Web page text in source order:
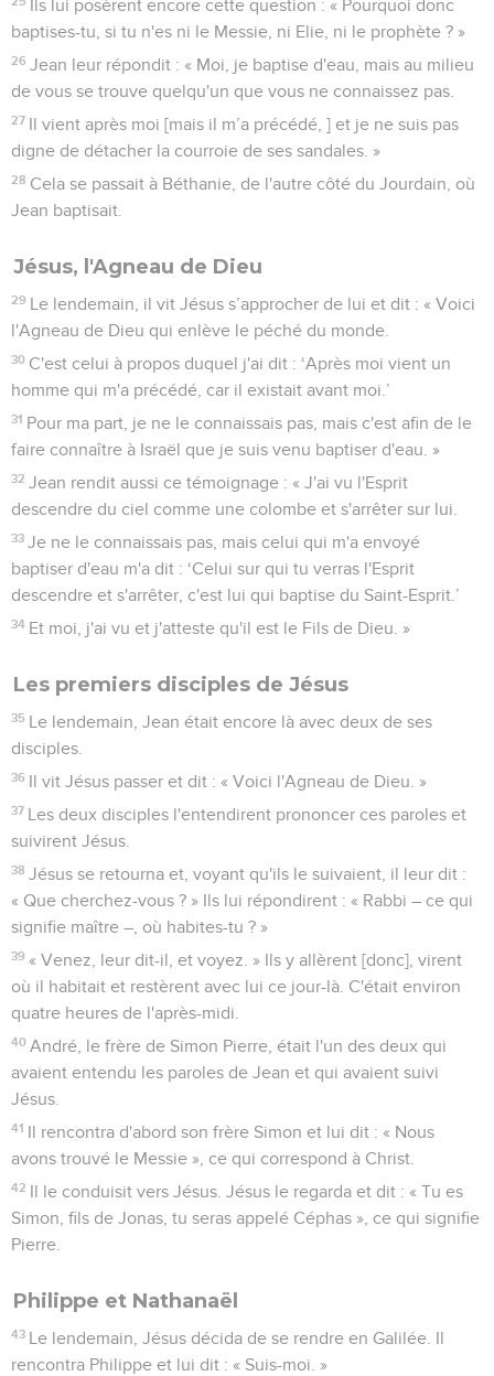
Or, il y avait parmi les pharisiens un homme du nom de
Il vint de nuit trouver Jésus et lui dit : « Maître, nous savons
peut faire ces signes miraculeux que tu fais si Dieu n'est pas
avec lui. »
Jésus lui répondit : « En vérité, en vérité, je te le dis, à
moins de naître de nouveau, personne ne peut voir le
4
Nicodème lui dit : « Comment un homme peut-il naître
quand il est vieux ? Peut-il une seconde fois entrer dans le
ventre de sa mère et naître ? »
5 Jésus répondit : « En vérité, en vérité, je te le dis, à moins
de naître d'eau et d'Esprit, on ne peut entrer dans le royaume
de Dieu.
6 Ce qui est né de parents humains est humain et ce qui est
né de l'Esprit est Esprit.
7 Ne t'étonne pas que je t'aie dit : ‘Il faut que vous naissiez
de nouveau.’
8 Le vent souffle où il veut et tu en entends le bruit, mais tu
ne sais pas d'où il vient, ni où il va. C’est aussi le cas de toute
personne qui est née de l'Esprit. »
se faire ? »
10 Jésus lui répondit : « Tu es l’enseignant d'Israël et tu ne
sais pas cela !
11 En vérité, en vérité, je te le dis, nous disons ce que nous
savons et nous rendons témoignage de ce que nous avons
vu, et vous ne recevez pas notre témoignage.
Si vous ne croyez pas quand je vous parle des réalités
terrestres, comment croirez-vous si je vous parle des réalités
célestes ?
Personne n'est monté au ciel, sinon celui qui est descendu
du ciel, le Fils de l'homme [qui est dans le ciel].
» Et tout comme Moïse a élevé le serpent dans le désert, il
faut aussi que le Fils de l'homme soit élevé
afin que quiconque croit en lui [ne périsse pas mais qu'il]
ait la vie éternelle.
16 En effet, Dieu a tant aimé le monde qu'il a donné son Fils
unique afin que quiconque croit en lui ne périsse pas mais
ait la vie éternelle.
17 Dieu, en effet, n'a pas envoyé son Fils dans le monde pour
juger le monde, mais pour que le monde soit sauvé par lui.
pas est déjà jugé parce qu'il n'a pas cru au nom du Fils
unique de Dieu.
Et voici quel est ce jugement : la lumière est venue dans